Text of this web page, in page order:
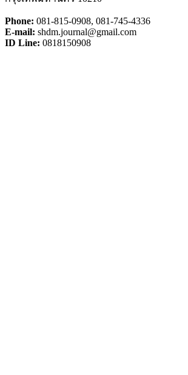
Phone: 081-815-0908, 081-745-4336
E-mail: shdm.journal@gmail.com
ID Line: 0818150908